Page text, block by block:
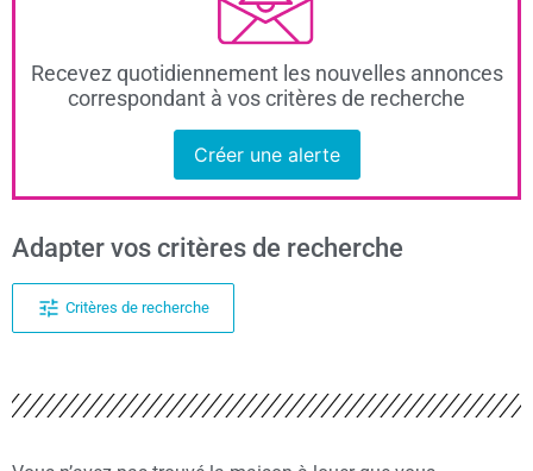
Recevez quotidiennement les nouvelles annonces
correspondant à vos critères de recherche
Créer une alerte
Adapter vos critères de recherche
Critères de recherche